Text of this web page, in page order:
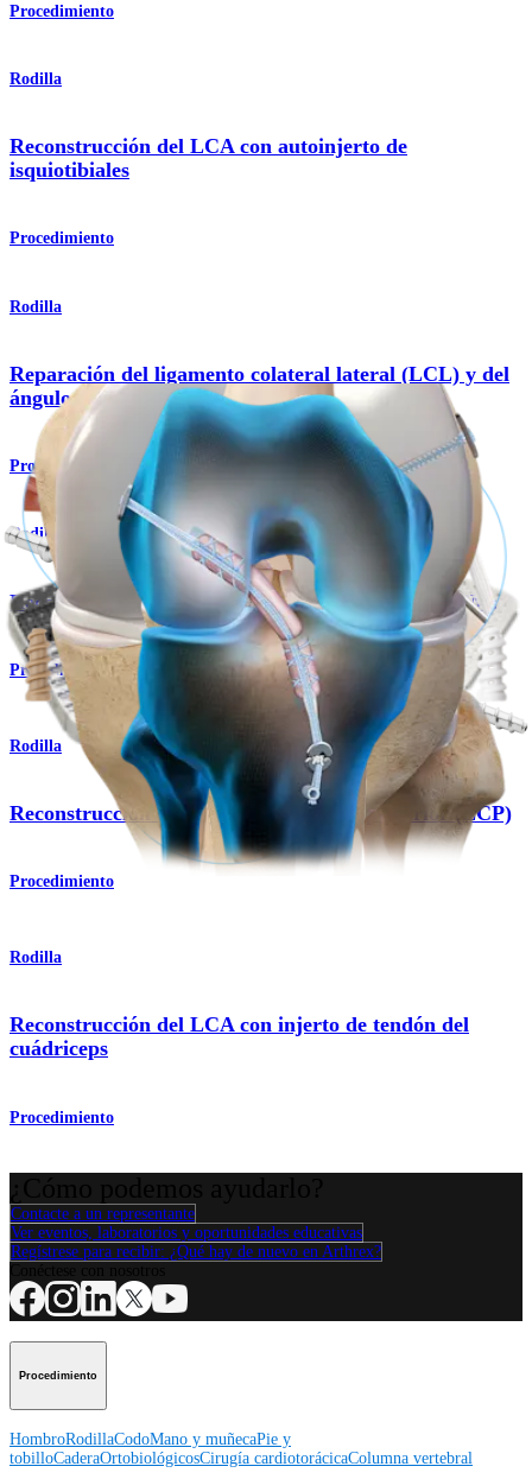
Procedimiento
Rodilla
Reconstrucción del LCA con autoinjerto de
isquiotibiales
Procedimiento
Rodilla
Reparación del ligamento colateral lateral (LCL) y del
ángulo posterolateral (PLC)
Procedimiento
Rodilla
Reconstrucción de ligamento colateral medial (LCM)
Procedimiento
Rodilla
Reconstrucción del ligamento cruzado posterior (LCP)
Procedimiento
Rodilla
Reconstrucción del LCA con injerto de tendón del
cuádriceps
Procedimiento
Contacte a un representante
Ver eventos, laboratorios y oportunidades educativas
Regístrese para recibir: ¿Qué hay de nuevo en Arthrex?
Procedimiento
HombroRodillaCodoMano y muñecaPie y
tobilloCaderaOrtobiológicosCirugía cardiotorácicaColumna vertebral